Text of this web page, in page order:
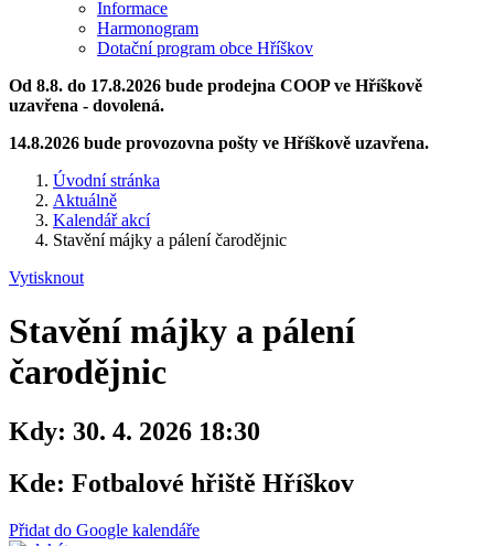
Informace
Harmonogram
Dotační program obce Hříškov
Od 8.8. do 17.8.2026 bude prodejna COOP ve Hříškově
uzavřena - dovolená.
14.8.2026 bude provozovna pošty ve Hříškově uzavřena.
Úvodní stránka
Aktuálně
Kalendář akcí
Stavění májky a pálení čarodějnic
Vytisknout
Stavění májky a pálení
čarodějnic
Kdy: 30. 4. 2026 18:30
Kde: Fotbalové hřiště Hříškov
Přidat do Google kalendáře